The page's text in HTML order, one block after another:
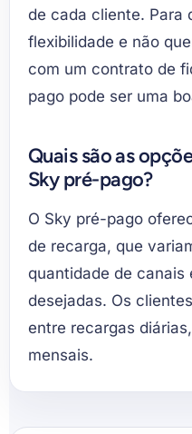
de cada cliente. Para
flexibilidade e não
com um contrato de
pago pode ser uma
Quais são as
Sky pré-pago?
O Sky pré-pago
de recarga, que
quantidade de canais
desejadas. Os
entre recargas
mensais.